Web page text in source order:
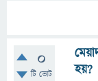
0
টি ভোট
হয়?